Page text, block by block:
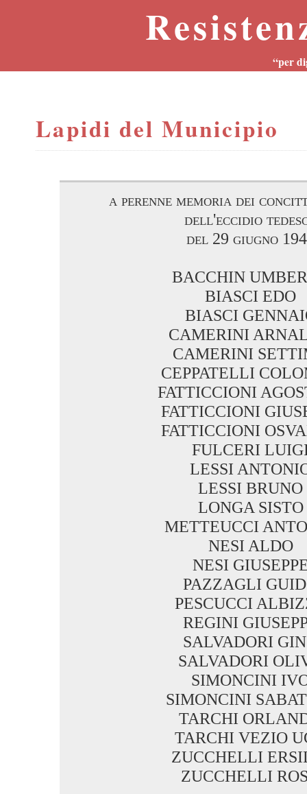
“per
Lapidi del Municipio
a perenne memoria dei
dell'eccidio
del 29 giugno
BACCHIN
BIASCI EDO
BIASCI
CAMERINI
CAMERINI
CEPPATELLI
FATTICCIONI
FATTICCIONI
FATTICCIONI
FULCERI
LESSI
LESSI BRUNO
LONGA SISTO
METTEUCCI
NESI ALDO
NESI
PAZZAGLI
PESCUCCI
REGINI
SALVADORI
SALVADORI
SIMONCINI
SIMONCINI
TARCHI
TARCHI VEZIO
ZUCCHELLI
ZUCCHELLI